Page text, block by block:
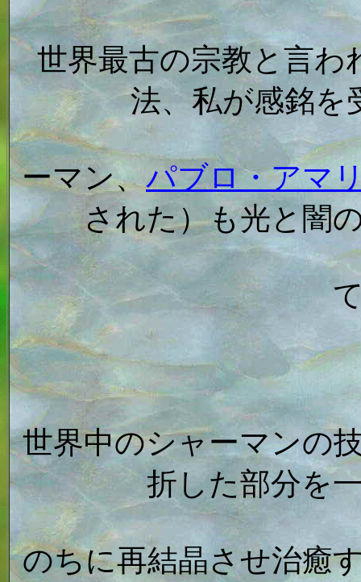
世界最古の宗教と言わ
法、私が感銘を
ーマン、パブロ・アマ
された）も光と闇
世界中のシャーマンの
折した部分を
のちに再結晶させ治癒